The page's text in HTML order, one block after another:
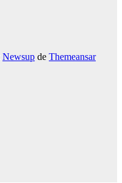
Newsup de Themeansar